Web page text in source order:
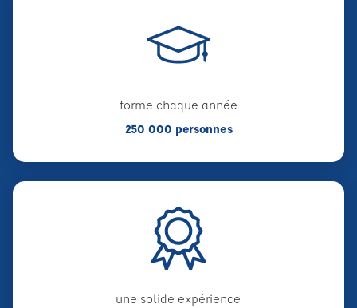
forme chaque année
250 000 personnes
une solide expérience